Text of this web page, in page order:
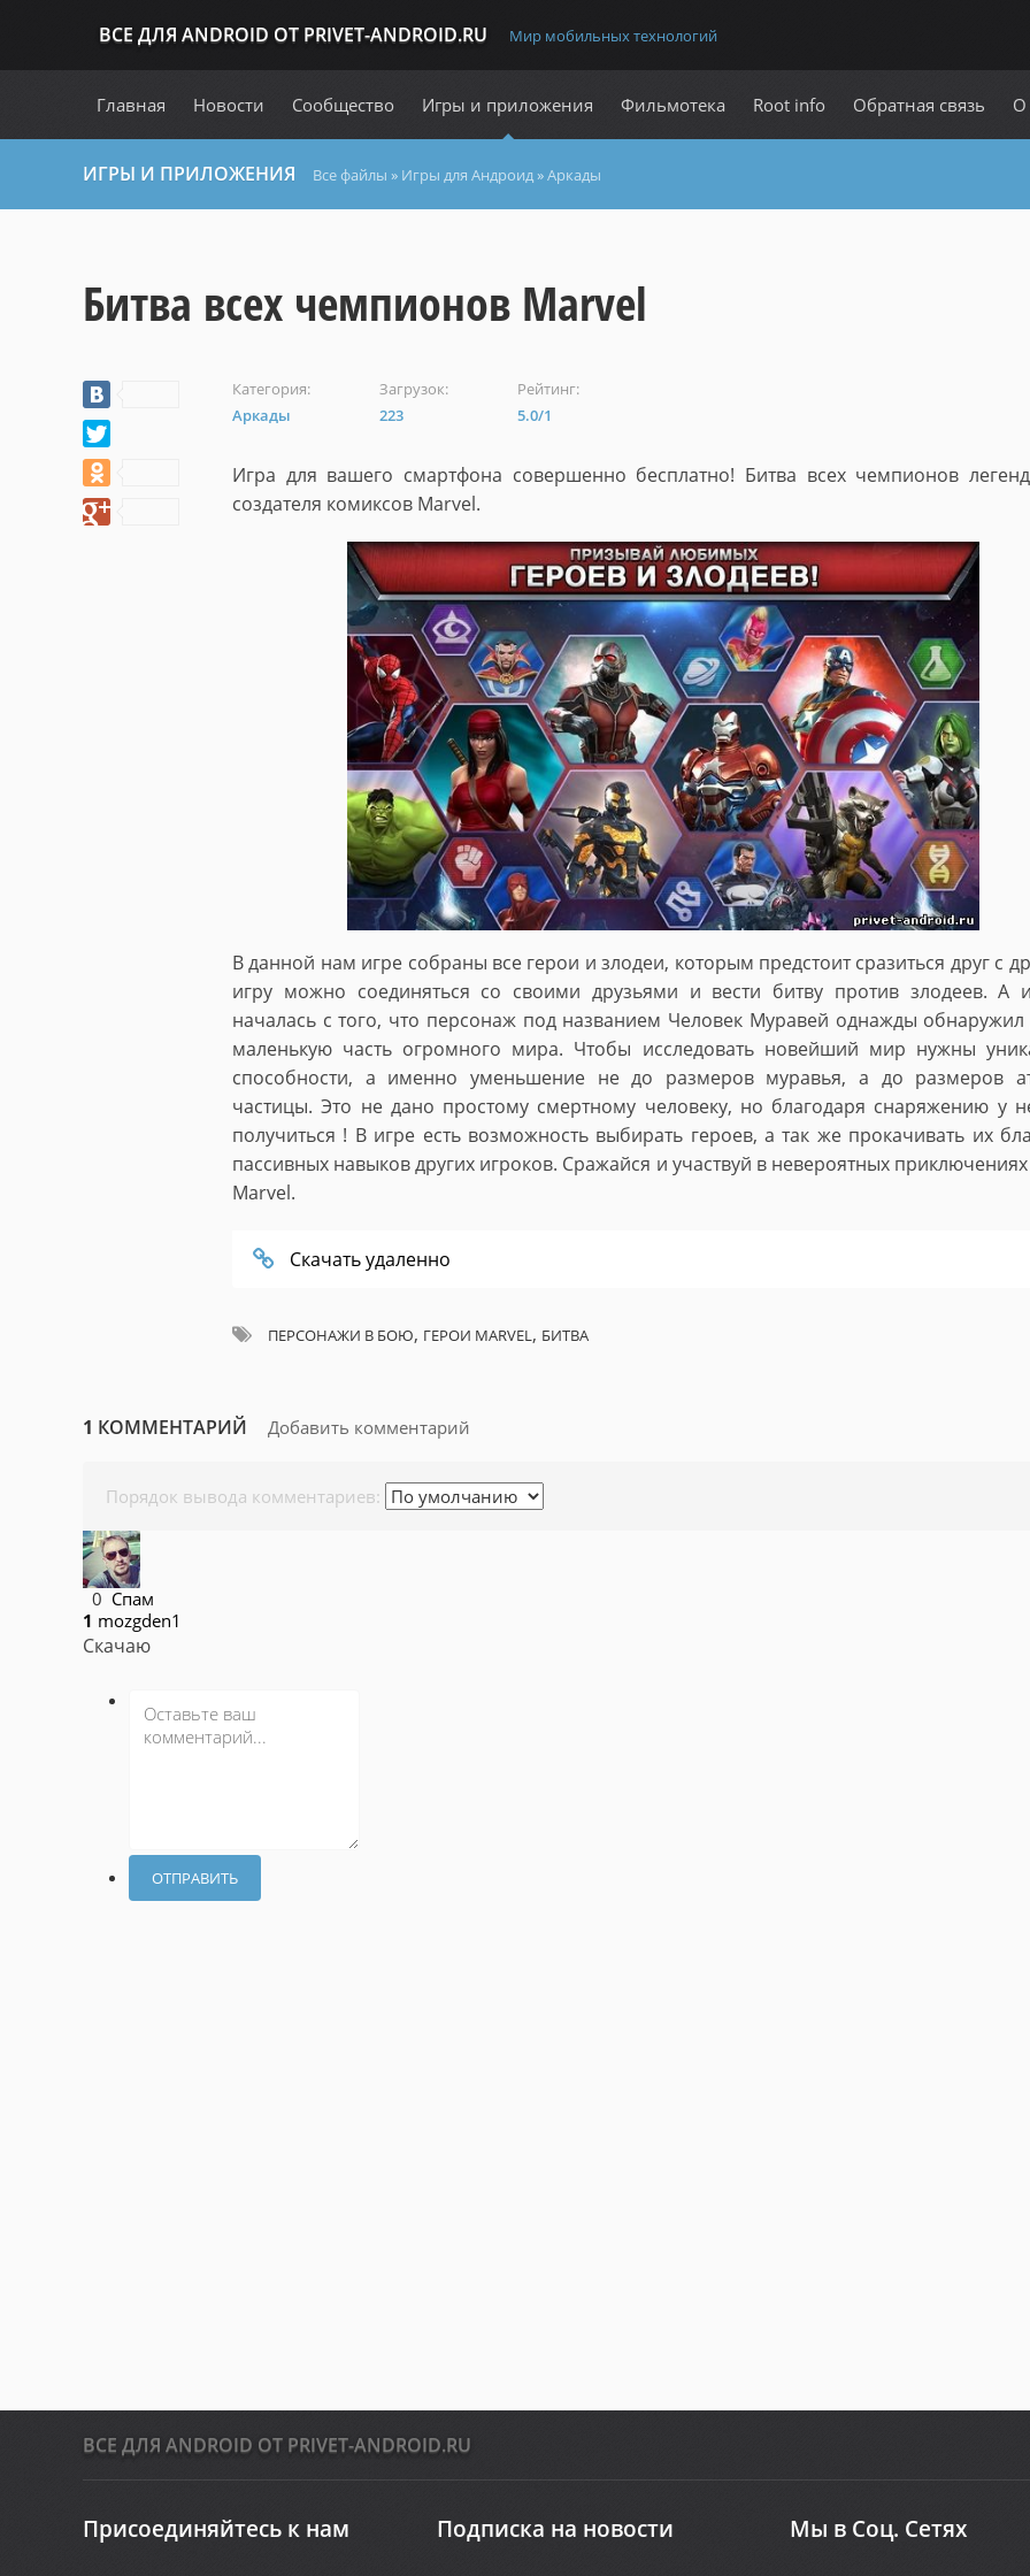
ВСЕ ДЛЯ ANDROID ОТ PRIVET-ANDROID.RU Мир мобильных технологий
Главная Новости Сообщество Игры и приложения Фильмотека Root info Обратная связь О
ИГРЫ И ПРИЛОЖЕНИЯ Все файлы » Игры для Андроид»Аркады
Битва всех чемпионов Marvel
Категория:
Аркады
Загрузок:
223
Рейтинг:
5.0/1
Игра для вашего смартфона совершенно бесплатно! Битва всех чемпионов
создателя комиксов Marvel.
В данной нам игре собраны все герои и злодеи, которым предстоит сразиться друг с
игру можно соединяться со своими друзьями и вести битву против злодеев. А
началась с того, что персонаж под названием Человек Муравей однажды обнаружил
маленькую часть огромного мира. Чтобы исследовать новейший мир нужны
способности, а именно уменьшение не до размеров муравья, а до размеров
частицы. Это не дано простому смертному человеку, но благодаря снаряжению у
получиться ! В игре есть возможность выбирать героев, а так же прокачивать их
пассивных навыков других игроков. Сражайся и участвуй в невероятных
Marvel.
Скачать удаленно
ПЕРСОНАЖИ В БОЮ, ГЕРОИ MARVEL, БИТВА
1 КОММЕНТАРИЙ Добавить комментарий
Порядок вывода комментариев:
0 Спам
1 mozgden1
Скачаю
ОТПРАВИТЬ
ВСЕ ДЛЯ ANDROID ОТ PRIVET-ANDROID.RU
Присоединяйтесь к нам Подписка на новости Мы в Соц. Сетях